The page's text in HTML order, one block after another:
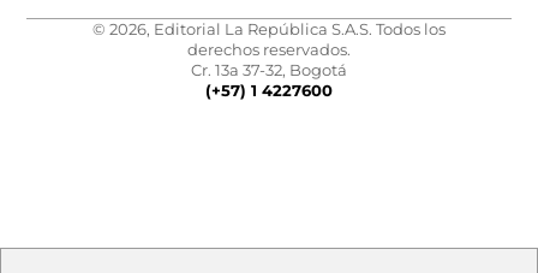
© 2026, Editorial La República S.A.S. Todos los
derechos reservados.
Cr. 13a 37-32, Bogotá
(+57) 1 4227600